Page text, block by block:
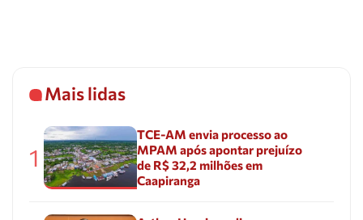
Mais lidas
1
TCE-AM envia processo ao
MPAM após apontar prejuízo
de R$ 32,2 milhões em
Caapiranga